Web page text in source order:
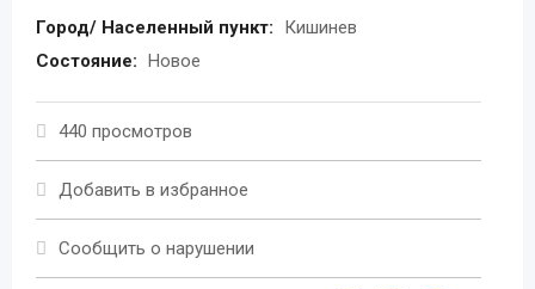
Город/ Населенный пункт:
Кишинев
Состояние: Новое
440 просмотров
Добавить в избранное
Сообщить о нарушении